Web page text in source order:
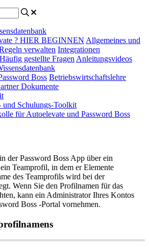
? HIER BEGINNEN Allgemeines und
verwalten Integrationen
Häufig gestellte Fragen Anleitungsvideos
Boss Betriebswirtschaftslehre
Dokumente
und Schulungs-Toolkit
für Autoelevate und Password Boss
in der Password Boss App über ein
ein Teamprofil, in dem er Elemente
des Teamprofils wird bei der
. Wenn Sie den Profilnamen für das
, kann ein Administrator Ihres Kontos
Boss -Portal vornehmen.